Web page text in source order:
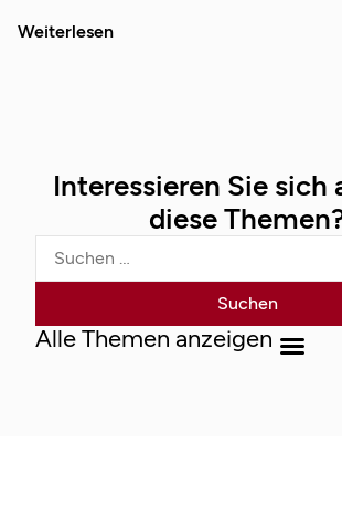
Weiterlesen
Interessieren Sie sich
diese
Alle Themen anzeigen